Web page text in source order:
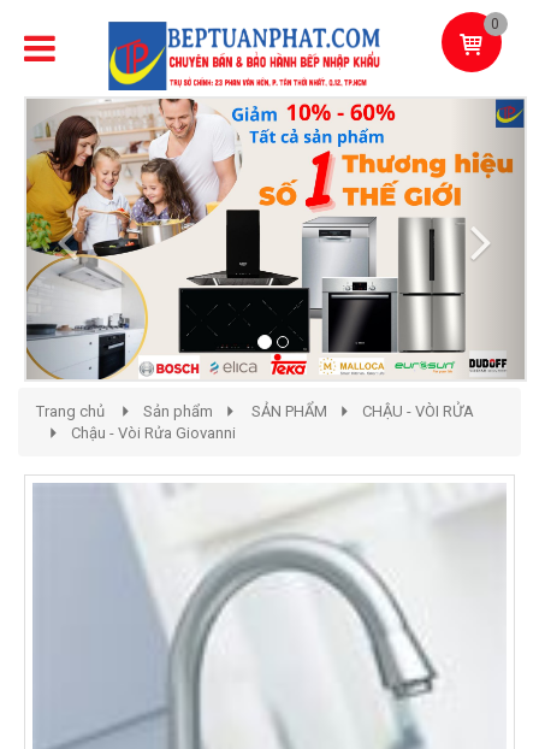
0
Previous Next
Trang chủ Sản phẩm SẢN PHẨM
CHẬU - VÒI RỬA
Chậu - Vòi Rửa Giovanni